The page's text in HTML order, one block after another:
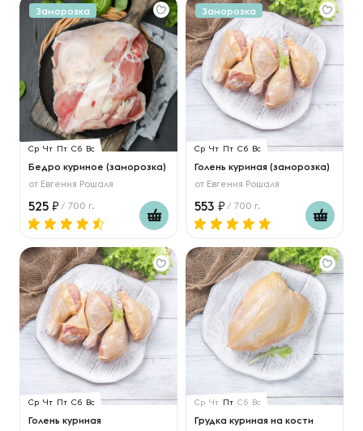
Заморозка
Ср Чт Пт Сб Вс
Бедро куриное (заморозка)
от Евгения Рошаля
525 / 700 г.
Заморозка
Ср Чт Пт Сб Вс
Голень куриная (заморозка)
от Евгения Рошаля
553 / 700 г.
Ср Чт Пт Сб Вс
Голень куриная
Ср Чт Пт Сб Вс
Грудка куриная на кости